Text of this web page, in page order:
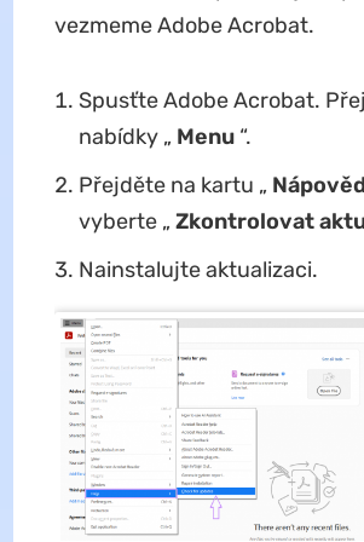
vezmeme Adobe Acrobat.
Spusťte Adobe Acrobat.
nabídky „ Menu“.
Přejděte na kartu „
vyberte „ Zkontrolovat
Nainstalujte aktualizaci.